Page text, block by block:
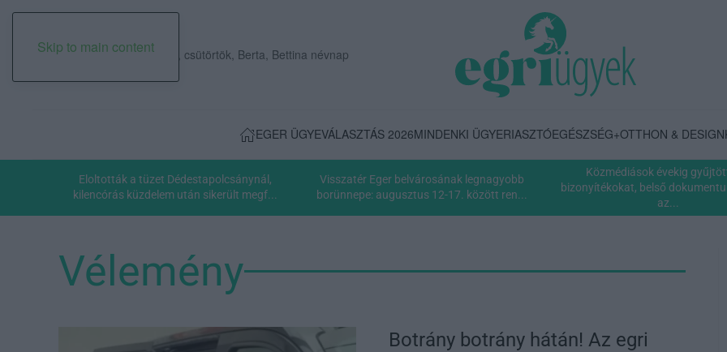
Skip to main content
2026. augusztus 06., csütörtök, Berta, Bettina névnap
EGER ÜGYEVÁLASZTÁS 2026MINDENKI ÜGYERIASZTÓEGÉSZSÉG+OTTHON & DESIGN
Eloltották a tüzet Dédestapolcsánynál,
kilencórás küzdelem után sikerült megf...
Visszatér Eger belvárosának legnagyobb
borünnepe: augusztus 12-17. között ren...
Közmédiások évekig
bizonyítékokat, belső
az...
Vélemény
Botrány botrány hátán! Az egri